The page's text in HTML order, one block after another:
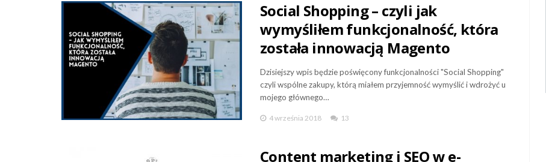
Social Shopping – czyli jak
wymyśliłem funkcjonalność, która
została innowacją Magento
Dzisiejszy wpis będzie poświęcony funkcjonalności "Social Shopping"
czyli wspólne zakupy, którą miałem przyjemność wymyślić i wdrożyć u
mojego głównego…
4 września 2018 13
Content marketing i SEO w e-